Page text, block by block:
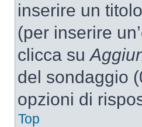
inserire un
(per inserire
clicca su
del sondaggio
opzioni di
Top